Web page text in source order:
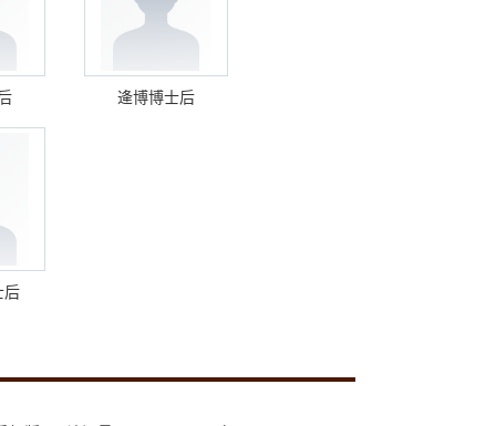
逄博博士后
后